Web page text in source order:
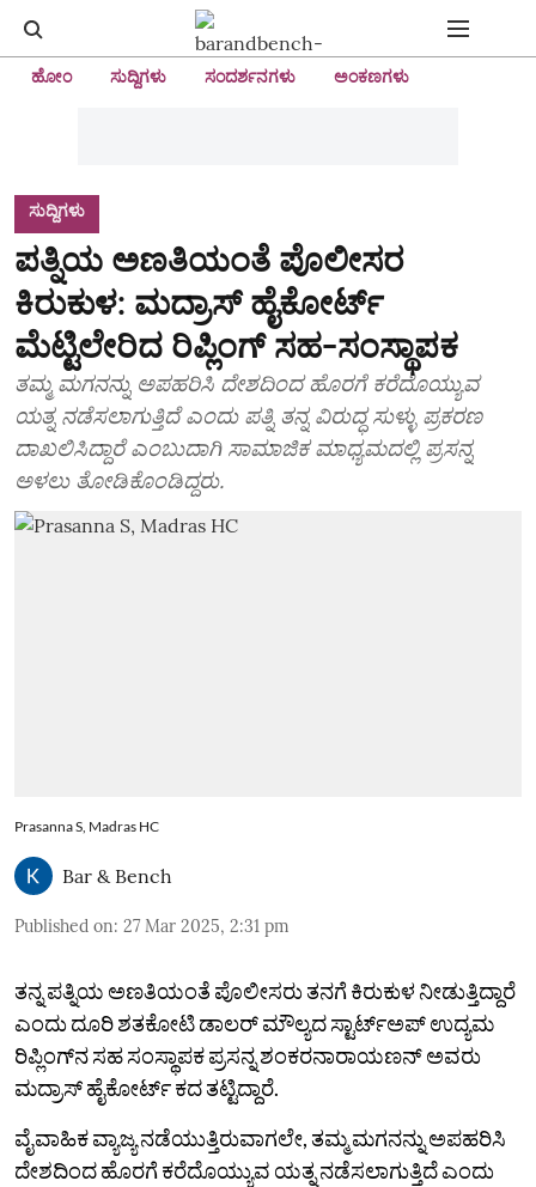
ಹೋಂ ಸುದ್ದಿಗಳು ಸಂದರ್ಶನಗಳು ಅಂಕಣಗಳು
ಸುದ್ದಿಗಳು
ಪತ್ನಿಯ ಅಣತಿಯಂತೆ ಪೊಲೀಸರ
ಕಿರುಕುಳ: ಮದ್ರಾಸ್ ಹೈಕೋರ್ಟ್
ಮೆಟ್ಟಿಲೇರಿದ ರಿಪ್ಲಿಂಗ್ ಸಹ-ಸಂಸ್ಥಾಪಕ
ತಮ್ಮ ಮಗನನ್ನು ಅಪಹರಿಸಿ ದೇಶದಿಂದ ಹೊರಗೆ ಕರೆದೊಯ್ಯುವ
ಯತ್ನ ನಡೆಸಲಾಗುತ್ತಿದೆ ಎಂದು ಪತ್ನಿ ತನ್ನ ವಿರುದ್ಧ ಸುಳ್ಳು ಪ್ರಕರಣ
ದಾಖಲಿಸಿದ್ದಾರೆ ಎಂಬುದಾಗಿ ಸಾಮಾಜಿಕ ಮಾಧ್ಯಮದಲ್ಲಿ ಪ್ರಸನ್ನ
ಅಳಲು ತೋಡಿಕೊಂಡಿದ್ದರು.
Prasanna S, Madras HC
Bar & Bench
Published on: 27 Mar 2025, 2:31 pm
ತನ್ನ ಪತ್ನಿಯ ಅಣತಿಯಂತೆ ಪೊಲೀಸರು ತನಗೆ ಕಿರುಕುಳ ನೀಡುತ್ತಿದ್ದಾರೆ
ಎಂದು ದೂರಿ ಶತಕೋಟಿ ಡಾಲರ್‌ ಮೌಲ್ಯದ ಸ್ಟಾರ್ಟ್‌ಅಪ್‌ ಉದ್ಯಮ
ರಿಪ್ಲಿಂಗ್‌ನ ಸಹ ಸಂಸ್ಥಾಪಕ ಪ್ರಸನ್ನ ಶಂಕರನಾರಾಯಣನ್‌ ಅವರು
ಮದ್ರಾಸ್‌ ಹೈಕೋರ್ಟ್‌ ಕದ ತಟ್ಟಿದ್ದಾರೆ.
ವೈವಾಹಿಕ ವ್ಯಾಜ್ಯ ನಡೆಯುತ್ತಿರುವಾಗಲೇ, ತಮ್ಮ ಮಗನನ್ನು ಅಪಹರಿಸಿ
ದೇಶದಿಂದ ಹೊರಗೆ ಕರೆದೊಯ್ಯುವ ಯತ್ನ ನಡೆಸಲಾಗುತ್ತಿದೆ ಎಂದು